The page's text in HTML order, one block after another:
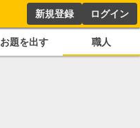
新規登録 ログイン
お題を出す 職人